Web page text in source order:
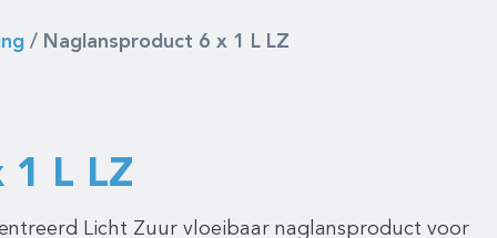
/ Naglansproduct 6 x 1 L LZ
1 L LZ
Licht Zuur vloeibaar naglansproduct voor